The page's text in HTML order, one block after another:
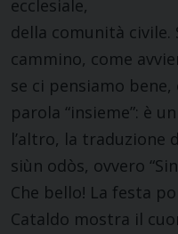
ecclesiale,
della comunità civile.
cammino, come
se ci pensiamo
parola “insieme”: è
l’altro, la traduzione
siùn odòs, ovvero
Che bello! La festa
Cataldo mostra il